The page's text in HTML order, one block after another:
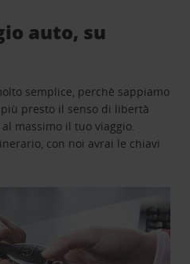
auto, su
semplice, perchè sappiamo
presto il senso di libertà
massimo il tuo viaggio.
con noi avrai le chiavi